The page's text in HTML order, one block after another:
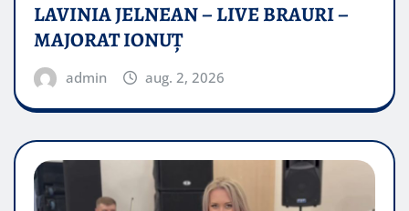
LAVINIA JELNEAN – LIVE BRAURI –
MAJORAT IONUŢ
admin aug. 2, 2026